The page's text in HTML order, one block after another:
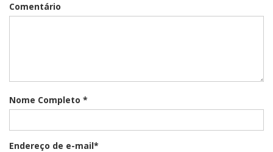
Comentário
Nome Completo *
Endereço de e-mail*